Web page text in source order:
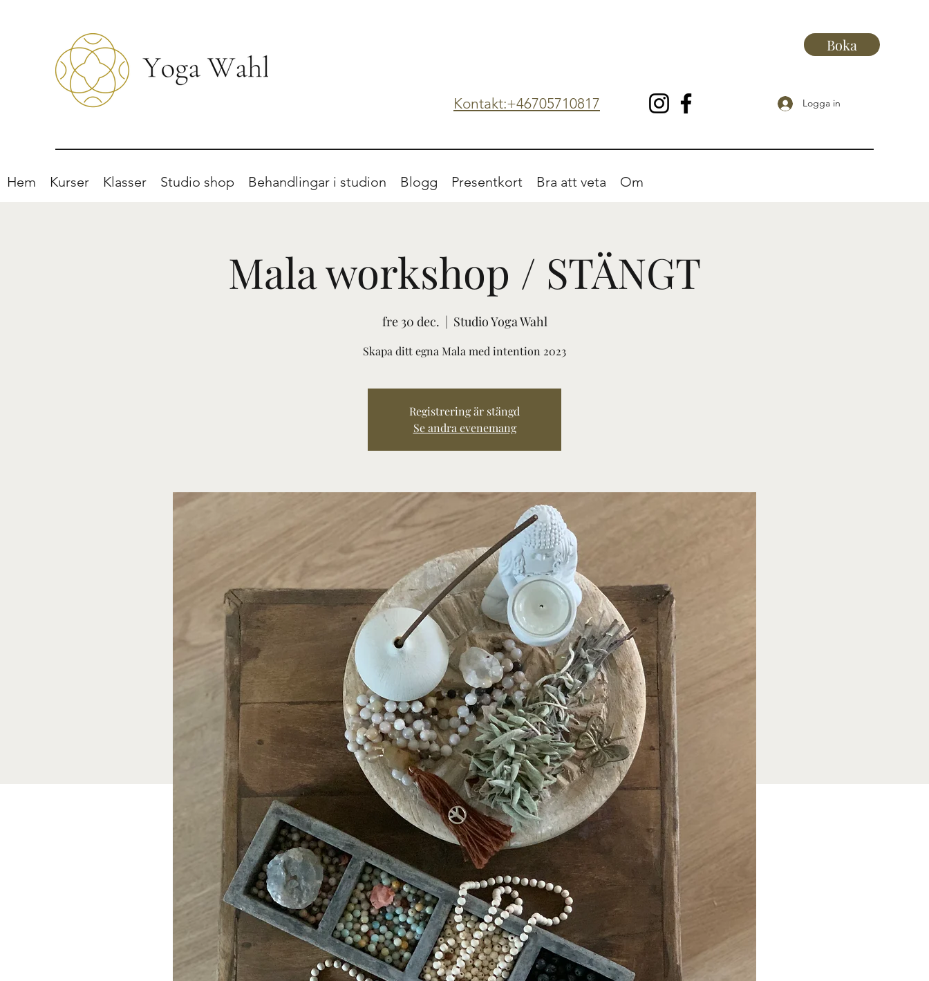
Boka
Kontakt:+46705710817 Logga in
Hem Kurser Klasser Studio shop Behandlingar i studion Blogg Presentkort Bra att veta Om
Mala workshop / STÄNGT
fre 30 dec.
  |
Studio Yoga Wahl
Skapa ditt egna Mala med intention 2023
Registrering är stängd
Se andra evenemang